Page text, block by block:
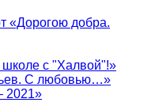
«Дорогою добра.
школе с "Халвой"!»
С любовью…»
2021»